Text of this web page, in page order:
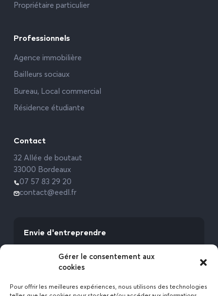
Gérer le consentement aux
cookies
Pour offrir les meilleures expériences, nous utilisons des technologies
Propriétaire particulier
Professionnels
Agence immobilière
Bailleurs sociaux
Bureau, Local commercial
Résidence étudiante
Contact
32 Allée de boutaut
33000 Bordeaux
07 57 83 29 20
contact@eedl.fr
Envie d'entreprendre
avec l’Expert Etat des Lieux !
Rejoignez-nous